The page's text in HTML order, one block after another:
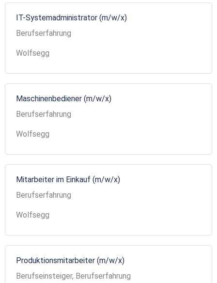
IT-Systemadministrator (m/w/x)
Berufserfahrung
Wolfsegg
Maschinenbediener (m/w/x)
Berufserfahrung
Wolfsegg
Mitarbeiter im Einkauf (m/w/x)
Berufserfahrung
Wolfsegg
Produktionsmitarbeiter (m/w/x)
Berufseinsteiger, Berufserfahrung